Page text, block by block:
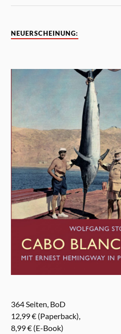
NEUERSCHEINUNG:
364 Seiten, BoD
12,99 € (Paperback),
8,99 € (E-Book)